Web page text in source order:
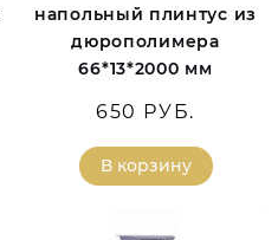
напольный плинтус из
дюрополимера
66*13*2000 мм
650 РУБ.
В корзину